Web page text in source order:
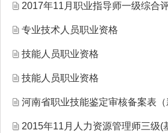
2017年11月职业指导师一级综合
专业技术人员职业资格
技能人员职业资格
技能人员职业资格
河南省职业技能鉴定审核备案表（
2015年11月人力资源管理师三级(